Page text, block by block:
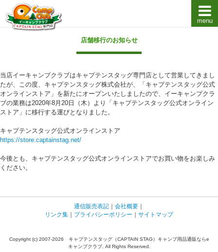
キャプテンスタッグキャンプ用品通販店【eキャンプ
menu
店舗移行のお知らせ
当店イーキャンプクラブはキャプテンスタッグ専門店として営業してきまし
たが、この度、キャプテンスタッグ株式会社が、「キャプテンスタッグ公式
オンラインストア」を新たにオープンいたしましたので、イーキャンプクラ
ブの業務は2020年8月20日（木）より「キャプテンスタッグ公式オンライン
ストア」に移行する運びとなりました。
キャプテンスタッグ公式オンラインストア
https://store.captainstag.net/
今後とも、キャプテンスタッグ公式オンラインストアでお買い物をお楽しみ
ください。
通信販売表記 ｜ 会社概要 ｜
リンク集 ｜ プライバシーポリシー ｜ サイトマップ
Copyright (c) 2007-2026 キャプテンスタッグ（CAPTAIN STAG）キャンプ用品通販ならe
キャンプクラブ. All Rights Reserved.